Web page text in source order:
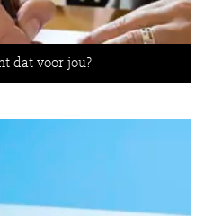
dat voor jou?